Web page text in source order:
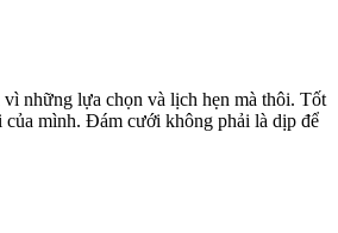
vì những lựa chọn và lịch hẹn mà thôi. Tốt
của mình. Đám cưới không phải là dịp để